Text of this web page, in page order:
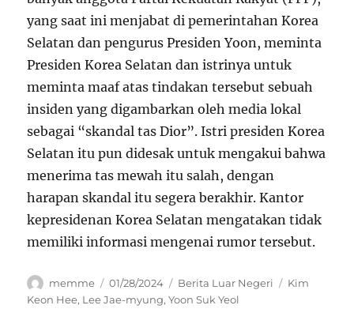
yang saat ini menjabat di pemerintahan Korea
Selatan dan pengurus Presiden Yoon, meminta
Presiden Korea Selatan dan istrinya untuk
meminta maaf atas tindakan tersebut sebuah
insiden yang digambarkan oleh media lokal
sebagai “skandal tas Dior”. Istri presiden Korea
Selatan itu pun didesak untuk mengakui bahwa
menerima tas mewah itu salah, dengan
harapan skandal itu segera berakhir. Kantor
kepresidenan Korea Selatan mengatakan tidak
memiliki informasi mengenai rumor tersebut.
Author
memme
Posted
on
01/28/2024 Categories
Berita Luar Negeri Tags
Kim
Keon Hee, Lee Jae-myung,Yoon Suk Yeol